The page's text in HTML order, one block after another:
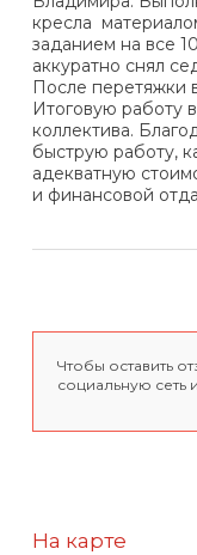
кресла
заданием на все
аккуратно снял
После перетяжки
Итоговую работу
коллектива.
быструю работу,
адекватную
и финансовой
Чтобы оставить
социальную сеть
На карте